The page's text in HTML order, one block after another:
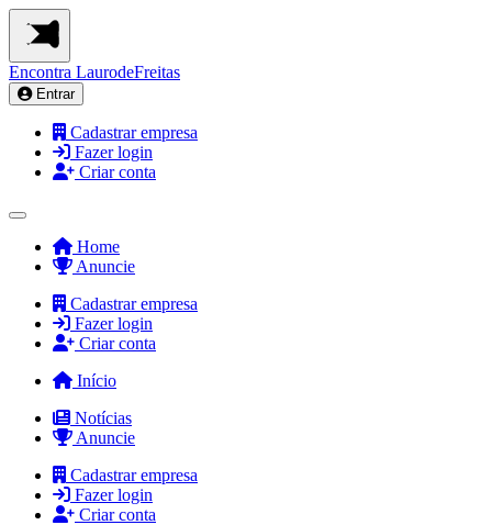
Encontra LaurodeFreitas
Entrar
Cadastrar empresa
Fazer login
Criar conta
Home
Anuncie
Cadastrar empresa
Fazer login
Criar conta
Início
Notícias
Anuncie
Cadastrar empresa
Fazer login
Criar conta